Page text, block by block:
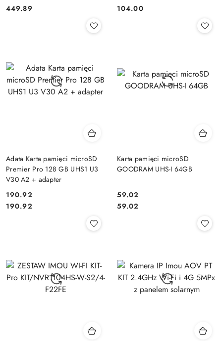
Cena:
Cena:
449.89 Cena:
Cena:
104.00
Adata Karta pamięci microSD
Premier Pro 128 GB UHS1 U3
V30 A2 + adapter
Cena:
190.92
Cena:
190.92
Karta pamięci microSD
GOODRAM UHS-I 64GB
Cena:
59.02
Cena:
59.02